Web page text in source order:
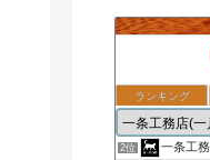
ランキング
1位
2位 一条工